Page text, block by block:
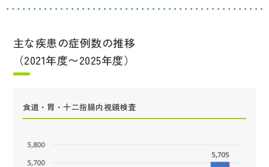
主な疾患の症例数の推移
（2021年度〜2025年度）
食道・胃・十二指腸内視鏡検査